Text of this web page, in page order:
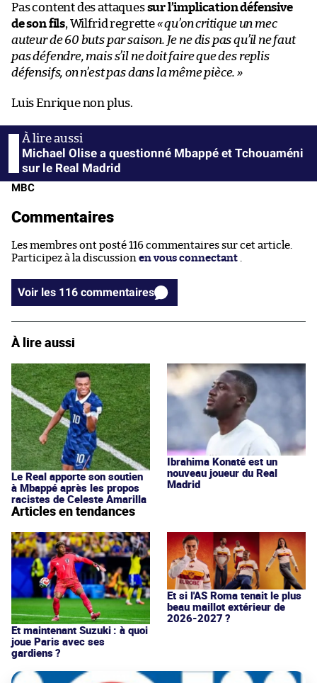
Pas content des attaquessur l’implication défensive
de son fils, Wilfrid regrette« qu’on critique un mec
auteur de 60 buts par saison. Je ne dis pas qu’il ne faut
pas défendre, mais s’il ne doit faire que des replis
défensifs, on n’est pas dans la même pièce. »
Luis Enrique non plus.
Michael Olise a questionné Mbappé et Tchouaméni
sur le Real Madrid
MBC
Commentaires
Les membres ont posté 116 commentaires sur cet article.
Participez à la discussion en vous connectant
Voir les 116 commentaires
À lire aussi
Le Real apporte son soutien
à Mbappé après les propos
racistes de Celeste Amarilla
Ibrahima Konaté est un
nouveau joueur du Real
Madrid
Articles en tendances
Et maintenant Suzuki : à quoi
joue Paris avec ses
gardiens ?
Et si l'AS Roma tenait le plus
beau maillot extérieur de
2026-2027 ?